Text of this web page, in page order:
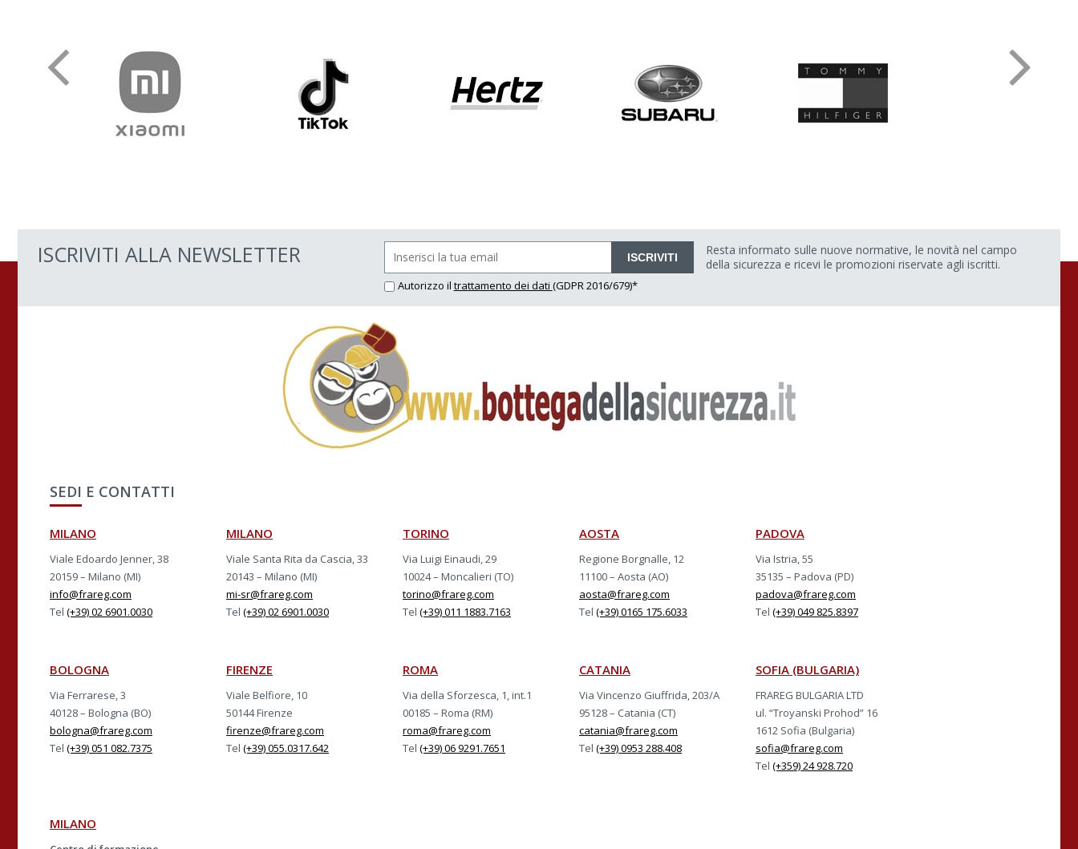
ISCRIVITI ALLA NEWSLETTER ISCRIVITI
Autorizzo il trattamento dei dati (GDPR 2016/679)*
Resta informato sulle nuove normative, le novità nel campo
della sicurezza e ricevi le promozioni riservate agli iscritti.
SEDI E CONTATTI
MILANO
Viale Edoardo Jenner, 38
20159 – Milano (MI)
info@frareg.com
Tel (+39) 02 6901.0030
MILANO
Viale Santa Rita da Cascia, 33
20143 – Milano (MI)
mi-sr@frareg.com
Tel (+39) 02 6901.0030
TORINO
Via Luigi Einaudi, 29
10024 – Moncalieri (TO)
torino@frareg.com
Tel (+39) 011 1883.7163
AOSTA
Regione Borgnalle, 12
11100 – Aosta (AO)
aosta@frareg.com
Tel (+39) 0165 175.6033
PADOVA
Via Istria, 55
35135 – Padova (PD)
padova@frareg.com
Tel (+39) 049 825.8397
BOLOGNA
Via Ferrarese, 3
40128 – Bologna (BO)
bologna@frareg.com
Tel (+39) 051 082.7375
FIRENZE
Viale Belfiore, 10
50144 Firenze
firenze@frareg.com
Tel (+39) 055.0317.642
ROMA
Via della Sforzesca, 1, int.1
00185 – Roma (RM)
roma@frareg.com
Tel (+39) 06 9291.7651
CATANIA
Via Vincenzo Giuffrida, 203/A
95128 – Catania (CT)
catania@frareg.com
Tel (+39) 0953 288.408
SOFIA (BULGARIA)
FRAREG BULGARIA LTD
ul. “Troyanski Prohod” 16
1612 Sofia (Bulgaria)
sofia@frareg.com
Tel (+359) 24 928.720
MILANO